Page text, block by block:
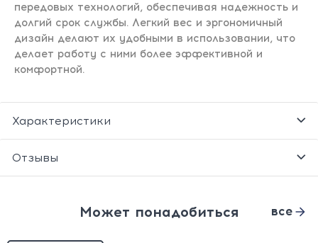
передовых технологий, обеспечивая надежность и
долгий срок службы. Легкий вес и эргономичный
дизайн делают их удобными в использовании, что
делает работу с ними более эффективной и
комфортной.
Характеристики
Отзывы
Может понадобиться все